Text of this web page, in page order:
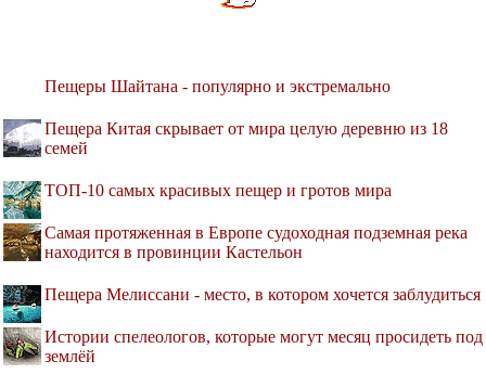
Пещеры Шайтана - популярно и экстремально
Пещера Китая скрывает от мира целую деревню из 18
семей
ТОП-10 самых красивых пещер и гротов мира
Самая протяженная в Европе судоходная подземная река
находится в провинции Кастельон
Пещера Мелиссани - место, в котором хочется заблудиться
Истории спелеологов, которые могут месяц просидеть под
землёй